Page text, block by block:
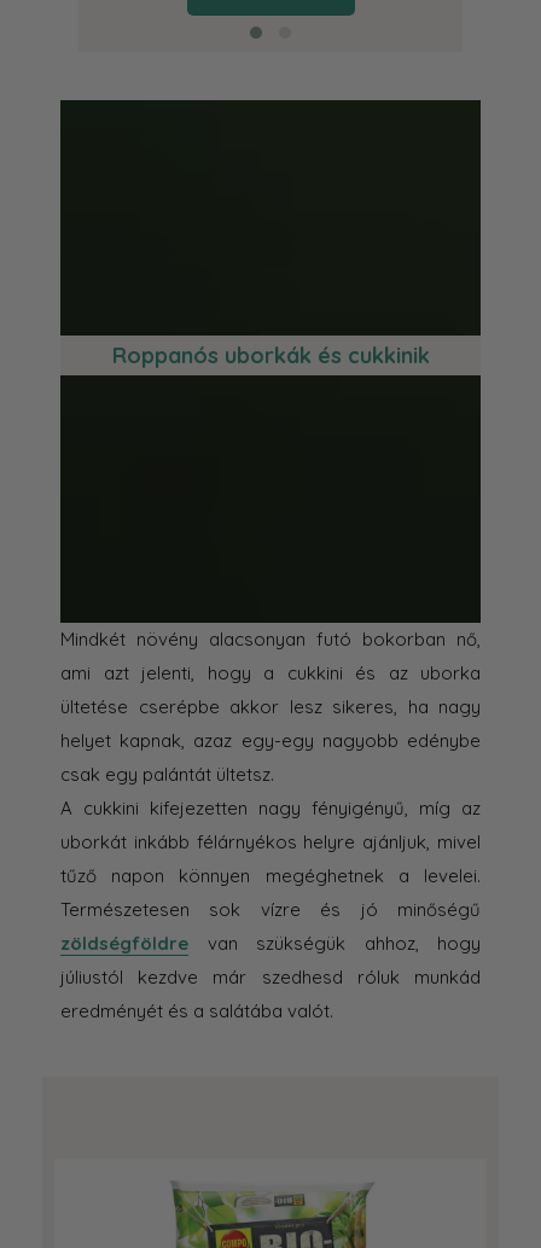
Roppanós uborkák és cukkinik
Mindkét növény alacsonyan futó bokorban nő,
ami azt jelenti, hogy a cukkini és az uborka
ültetése cserépbe akkor lesz sikeres, ha nagy
helyet kapnak, azaz egy-egy nagyobb edénybe
csak egy palántát ültetsz.
A cukkini kifejezetten nagy fényigényű, míg az
uborkát inkább félárnyékos helyre ajánljuk, mivel
tűző napon könnyen megéghetnek a levelei.
Természetesen sok vízre és jó minőségű
zöldségföldre van szükségük ahhoz, hogy
júliustól kezdve már szedhesd róluk munkád
eredményét és a salátába valót.